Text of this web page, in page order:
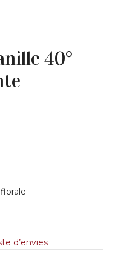
40°
d’envies